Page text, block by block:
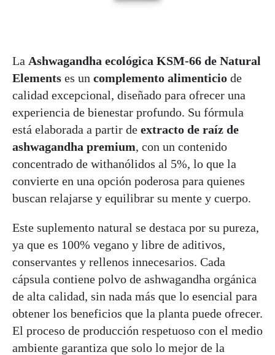
La Ashwagandha ecológica KSM-66 de Natural
Elements es un complemento alimenticio de
calidad excepcional, diseñado para ofrecer una
experiencia de bienestar profundo. Su fórmula
está elaborada a partir de extracto de raíz de
ashwagandha premium, con un contenido
concentrado de withanólidos al 5%, lo que la
convierte en una opción poderosa para quienes
buscan relajarse y equilibrar su mente y cuerpo.
Este suplemento natural se destaca por su pureza,
ya que es 100% vegano y libre de aditivos,
conservantes y rellenos innecesarios. Cada
cápsula contiene polvo de ashwagandha orgánica
de alta calidad, sin nada más que lo esencial para
obtener los beneficios que la planta puede ofrecer.
El proceso de producción respetuoso con el medio
ambiente garantiza que solo lo mejor de la